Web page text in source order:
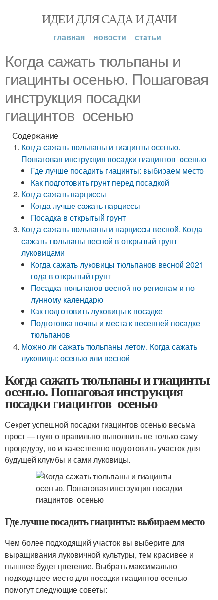
ИДЕИ ДЛЯ САДА И ДАЧИ
главная новости статьи
Когда сажать тюльпаны и
гиацинты осенью. Пошаговая
инструкция посадки
гиацинтов осенью
Содержание
Когда сажать тюльпаны и гиацинты осенью.
Пошаговая инструкция посадки гиацинтов осенью
Где лучше посадить гиацинты: выбираем место
Как подготовить грунт перед посадкой
Когда сажать нарциссы
Когда лучше сажать нарциссы
Посадка в открытый грунт
Когда сажать тюльпаны и нарциссы весной. Когда
сажать тюльпаны весной в открытый грунт
луковицами
Когда сажать луковицы тюльпанов весной 2021
года в открытый грунт
Посадка тюльпанов весной по регионам и по
лунному календарю
Как подготовить луковицы к посадке
Подготовка почвы и места к весенней посадке
тюльпанов
Можно ли сажать тюльпаны летом. Когда сажать
луковицы: осенью или весной
Когда сажать тюльпаны и гиацинты
осенью. Пошаговая инструкция
посадки гиацинтов осенью
Секрет успешной посадки гиацинтов осенью весьма
прост — нужно правильно выполнить не только саму
процедуру, но и качественно подготовить участок для
будущей клумбы и сами луковицы.
Где лучше посадить гиацинты: выбираем место
Чем более подходящий участок вы выберите для
выращивания луковичной культуры, тем красивее и
пышнее будет цветение. Выбрать максимально
подходящее место для посадки гиацинтов осенью
помогут следующие советы: